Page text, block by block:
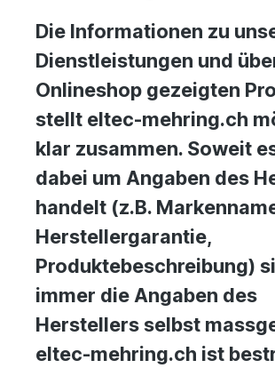
Die Informationen zu
Dienstleistungen und
Onlineshop gezeigten
stellt eltec-mehring.ch
klar zusammen. Soweit
dabei um Angaben des
handelt (z.B.
Herstellergarantie,
Produktebeschreibung)
immer die Angaben des
Herstellers selbst
eltec-mehring.ch ist